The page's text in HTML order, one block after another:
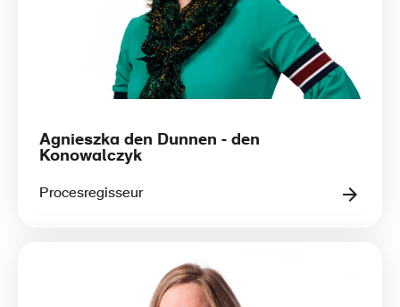
Agnieszka den Dunnen - den
Konowalczyk
Procesregisseur